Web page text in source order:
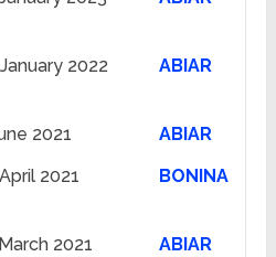
2022 ABIAR
2021
ABIAR
2021 BONINA
2021 ABIAR